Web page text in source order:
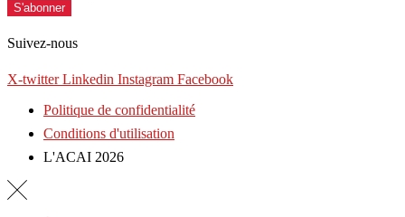
S'abonner
Suivez-nous
X-twitter Linkedin Instagram Facebook
Politique de confidentialité
Conditions d'utilisation
L'ACAI 2026